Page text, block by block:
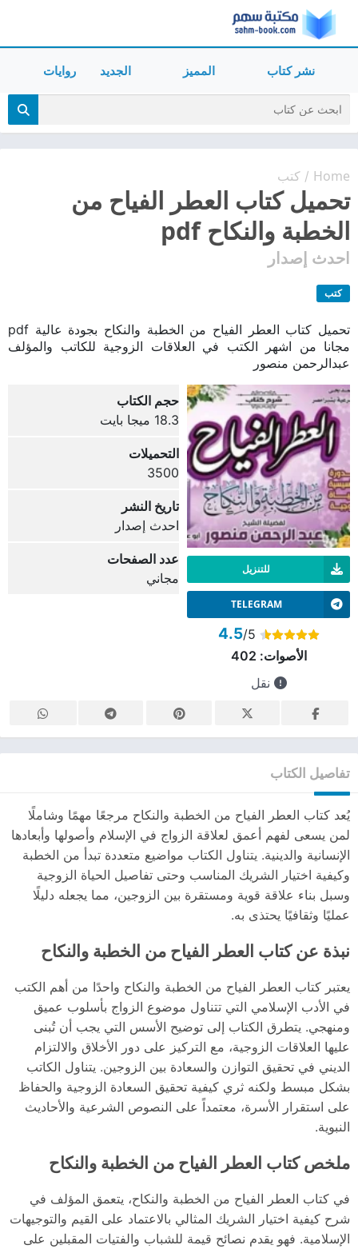
نشر كتاب المميز الجديد روايات
Home
/ كتب
تحميل كتاب العطر الفياح من
الخطبة والنكاح pdf
احدث إصدار
كتب
تحميل كتاب العطر الفياح من الخطبة والنكاح بجودة عالية pdf
مجانا من اشهر الكتب في العلاقات الزوجية للكاتب والمؤلف
عبدالرحمن منصور
للتنزيل
TELEGRAM
4.5/5
الأصوات: 402
نقل
حجم الكتاب
18.3 ميجا بايت
التحميلات
3500
تاريخ النشر
احدث إصدار
عدد الصفحات
مجاني
تفاصيل الكتاب
يُعد كتاب العطر الفياح من الخطبة والنكاح مرجعًا مهمًا وشاملًا
لمن يسعى لفهم أعمق لعلاقة الزواج في الإسلام وأصولها وأبعادها
الإنسانية والدينية. يتناول الكتاب مواضيع متعددة تبدأ من الخطبة
وكيفية اختيار الشريك المناسب وحتى تفاصيل الحياة الزوجية
وسبل بناء علاقة قوية ومستقرة بين الزوجين، مما يجعله دليلًا
عمليًا وثقافيًا يحتذى به.
نبذة عن كتاب العطر الفياح من الخطبة والنكاح
يعتبر كتاب العطر الفياح من الخطبة والنكاح واحدًا من أهم الكتب
في الأدب الإسلامي التي تتناول موضوع الزواج بأسلوب عميق
ومنهجي. يتطرق الكتاب إلى توضيح الأسس التي يجب أن تُبنى
عليها العلاقات الزوجية، مع التركيز على دور الأخلاق والالتزام
الديني في تحقيق التوازن والسعادة بين الزوجين. يتناول الكاتب
بشكل مبسط ولكنه ثري كيفية تحقيق السعادة الزوجية والحفاظ
على استقرار الأسرة، معتمداً على النصوص الشرعية والأحاديث
النبوية.
ملخص كتاب العطر الفياح من الخطبة والنكاح
في كتاب العطر الفياح من الخطبة والنكاح، يتعمق المؤلف في
شرح كيفية اختيار الشريك المثالي بالاعتماد على القيم والتوجيهات
الإسلامية. فهو يقدم نصائح قيمة للشباب والفتيات المقبلين على